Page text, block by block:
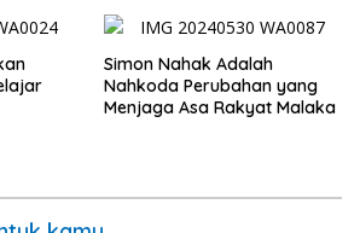
Simon Nahak Adalah
Nahkoda Perubahan yang
Menjaga Asa Rakyat Malaka